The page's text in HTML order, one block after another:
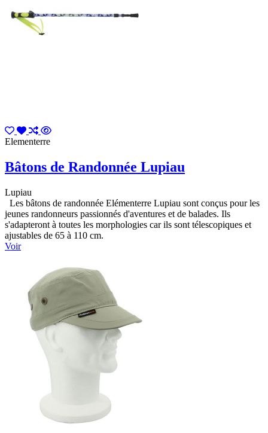
Elementerre
Bâtons de Randonnée Lupiau
Lupiau
Les bâtons de randonnée Elémenterre Lupiau sont conçus pour les
jeunes randonneurs passionnés d'aventures et de balades. Ils
s'adapteront à toutes les morphologies car ils sont télescopiques et
ajustables de 65 à 110 cm.
Voir